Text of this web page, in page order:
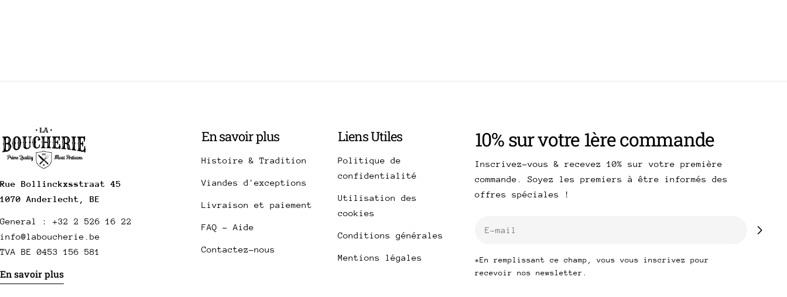
Rue Bollinckxsstraat 45
1070 Anderlecht, BE
General : +32 2 526 16 22
info@laboucherie.be
TVA BE 0453 156 581
En savoir plus
En savoir plus
Histoire & Tradition
Viandes d'exceptions
Livraison et paiement
FAQ - Aide
Contactez-nous
Liens Utiles
Politique de
confidentialité
Utilisation des
cookies
Conditions générales
Mentions légales
10% sur votre 1ère commande
Inscrivez-vous & recevez 10% sur votre première
commande. Soyez les premiers à être informés des
offres spéciales !
*En remplissant ce champ, vous vous inscrivez pour
recevoir nos newsletter.